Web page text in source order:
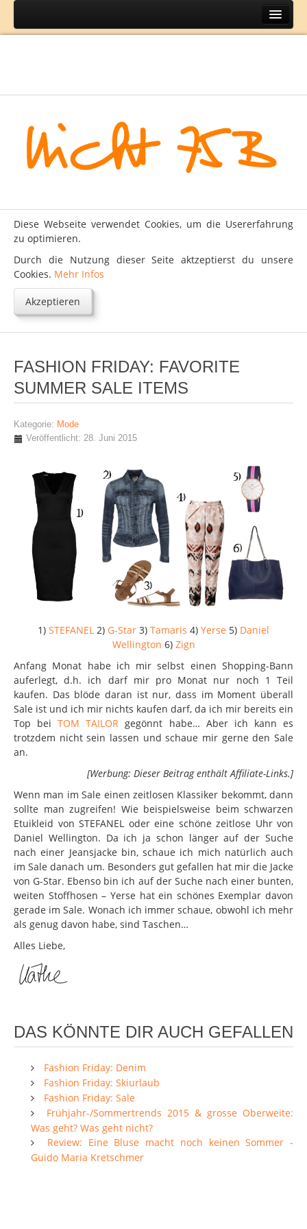
Home
Lifestyle
Mode
Kontakt
Impressum
Datenschutz
Diese Webseite verwendet Cookies, um die Usererfahrung
zu optimieren.
Durch die Nutzung dieser Seite aktzeptierst du unsere
Cookies. Mehr Infos
Akzeptieren
FASHION FRIDAY: FAVORITE
SUMMER SALE ITEMS
Kategorie: Mode
Veröffentlicht: 28. Juni 2015
1) STEFANEL 2) G-Star 3) Tamaris 4) Yerse 5) Daniel
Wellington 6) Zign
Anfang Monat habe ich mir selbst einen Shopping-Bann
auferlegt, d.h. ich darf mir pro Monat nur noch 1 Teil
kaufen. Das blöde daran ist nur, dass im Moment überall
Sale ist und ich mir nichts kaufen darf, da ich mir bereits ein
Top beiTOM TAILOR gegönnt habe… Aber ich kann es
trotzdem nicht sein lassen und schaue mir gerne den Sale
an.
[Werbung: Dieser Beitrag enthält Affiliate-Links.]
Wenn man im Sale einen zeitlosen Klassiker bekommt, dann
sollte man zugreifen! Wie beispielsweise beim schwarzen
Etuikleid von STEFANEL oder eine schöne zeitlose Uhr von
Daniel Wellington. Da ich ja schon länger auf der Suche
nach einer Jeansjacke bin, schaue ich mich natürlich auch
im Sale danach um. Besonders gut gefallen hat mir die Jacke
von G-Star. Ebenso bin ich auf der Suche nach einer bunten,
weiten Stoffhosen – Yerse hat ein schönes Exemplar davon
gerade im Sale. Wonach ich immer schaue, obwohl ich mehr
als genug davon habe, sind Taschen…
Alles Liebe,
DAS KÖNNTE DIR AUCH GEFALLEN
Fashion Friday: Denim
Fashion Friday: Skiurlaub
Fashion Friday: Sale
Frühjahr-/Sommertrends 2015 & grosse Oberweite:
Was geht? Was geht nicht?
Review: Eine Bluse macht noch keinen Sommer -
Guido Maria Kretschmer